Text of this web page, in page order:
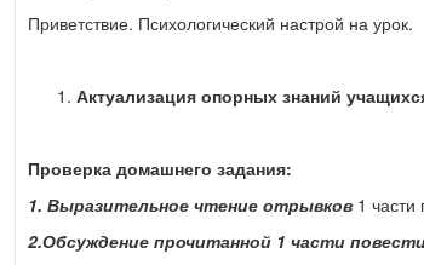
Приветствие. Психологический настрой на урок.
Актуализация опорных знаний
Проверка домашнего задания:
1. Выразительное чтение отрывков 1
2.Обсуждение прочитанной 1 части